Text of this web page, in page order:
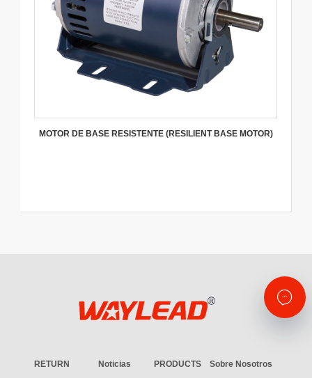
MOTOR DE BASE RESISTENTE (RESILIENT BASE MOTOR)
RETURN Noticias PRODUCTS Sobre Nosotros